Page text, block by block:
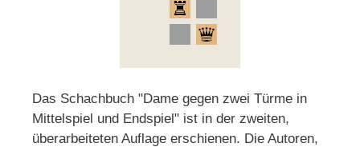
Das Schachbuch "Dame gegen zwei Türme in
Mittelspiel und Endspiel" ist in der zweiten,
überarbeiteten Auflage erschienen. Die Autoren,